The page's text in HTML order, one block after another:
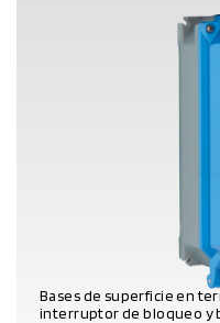
Bases de superficie en
interruptor de bloqueo y